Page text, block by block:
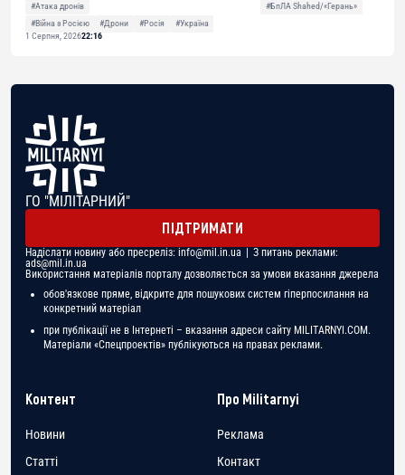
#Атака дронів
#БпЛА Shahed/«Герань»
#Війна з Росією
#Дрони #Росія
#Україна
1 Серпня, 202622:16
ГО "МІЛІТАРНИЙ"
ПІДТРИМАТИ
Надіслати новину або пресреліз: info@mil.in.ua | З питань реклами:
ads@mil.in.ua
Використання матеріалів порталу дозволяється за умови вказання джерела
обов'язкове пряме, відкрите для пошукових систем гіперпосилання на
конкретний матеріал
при публікації не в Інтернеті – вказання адреси сайту MILITARNYI.COM.
Матеріали «Спецпроектів» публікуються на правах реклами.
Контент
Новини
Статті
Про Militarnyi
Реклама
Контакт